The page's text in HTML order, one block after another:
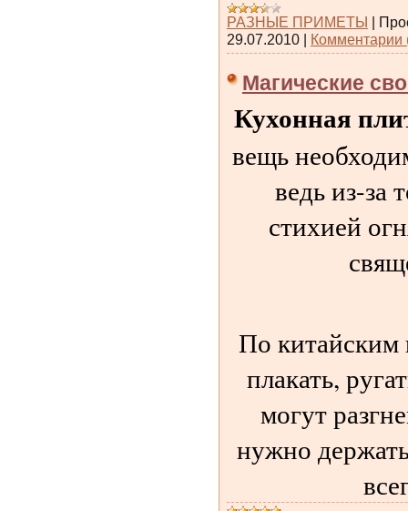
РАЗНЫЕ ПРИМЕТЫ |
29.07.2010 | Комментарии
Магические
Кухонная
вещь
ведь из-за
стихией
По китайским
плакать,
могут
нужно